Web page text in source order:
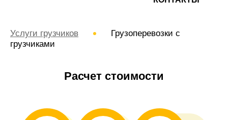
Услуги грузчиков
Грузоперевозки с
грузчиками
Расчет стоимости